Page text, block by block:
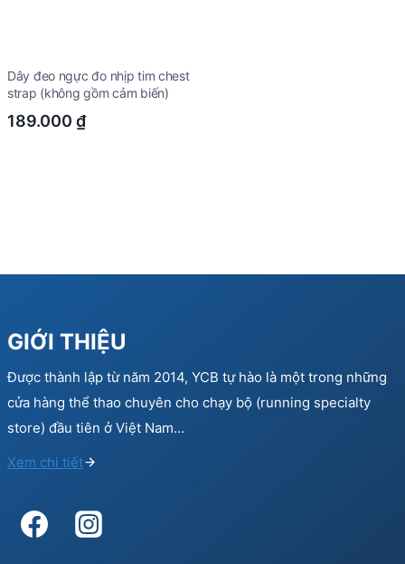
Dây đeo ngực đo nhịp tim chest
strap (không gồm cảm biến)
189.000 ₫
GIỚI THIỆU
Được thành lập từ năm 2014, YCB tự hào là một trong những
cửa hàng thể thao chuyên cho chạy bộ (running specialty
store) đầu tiên ở Việt Nam…
Xem chi tiết